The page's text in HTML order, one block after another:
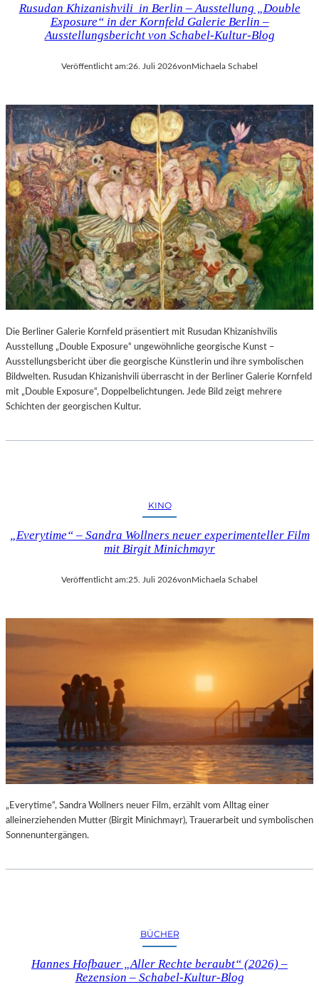
Rusudan Khizanishvili in Berlin – Ausstellung „Double
Exposure“ in der Kornfeld Galerie Berlin –
Ausstellungsbericht von Schabel-Kultur-Blog
Veröffentlicht am:26. Juli 2026vonMichaela Schabel
Die Berliner Galerie Kornfeld präsentiert mit Rusudan Khizanishvilis
Ausstellung „Double Exposure“ ungewöhnliche georgische Kunst –
Ausstellungsbericht über die georgische Künstlerin und ihre symbolischen
Bildwelten. Rusudan Khizanishvili überrascht in der Berliner Galerie Kornfeld
mit „Double Exposure“, Doppelbelichtungen. Jede Bild zeigt mehrere
Schichten der georgischen Kultur.
KINO
„Everytime“ – Sandra Wollners neuer experimenteller Film
mit Birgit Minichmayr
Veröffentlicht am:25. Juli 2026vonMichaela Schabel
„Everytime“, Sandra Wollners neuer Film, erzählt vom Alltag einer
alleinerziehenden Mutter (Birgit Minichmayr), Trauerarbeit und symbolischen
Sonnenuntergängen.
BÜCHER
Hannes Hofbauer „Aller Rechte beraubt“ (2026) –
Rezension – Schabel-Kultur-Blog